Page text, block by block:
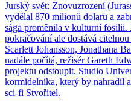
Jurský svět: Znovuzrození
vydělal 870 milionů dolarů a
sága proměnila v kulturní fosilii.
pokračování ale dostává
Scarlett Johansson, Jonathana
nadále počítá, režisér Gareth
projektu odstoupit. Studio
kormidelníka, který by nahradil
sci-fi Stvořitel.